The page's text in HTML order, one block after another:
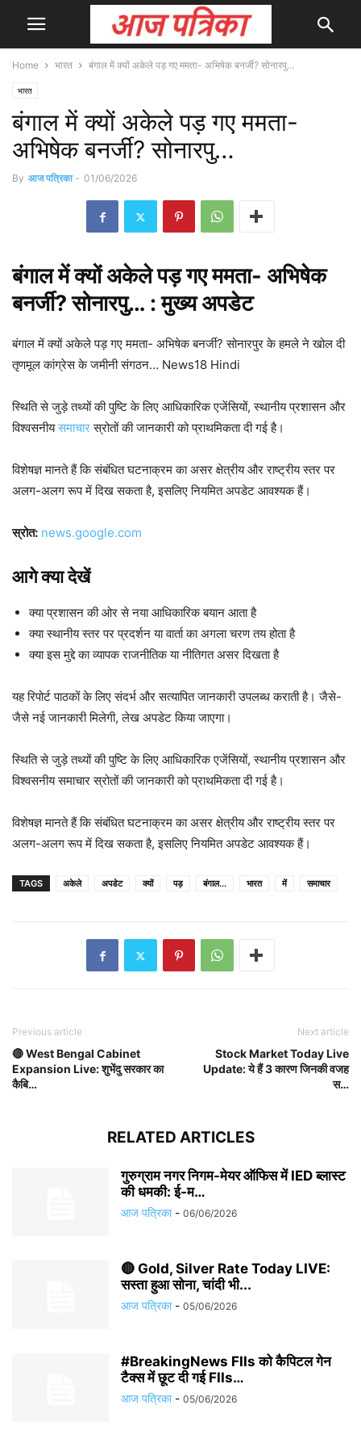
Home भारत बंगाल में क्यों अकेले पड़ गए ममता- अभिषेक बनर्जी? सोनारपु…
भारत
बंगाल में क्यों अकेले पड़ गए ममता-
अभिषेक बनर्जी? सोनारपु…
By आज पत्रिका - 01/06/2026
बंगालमें क्यों अकेले पड़ गए ममता- अभिषेक
बनर्जी? सोनारपु… : मुख्यअपडेट
बंगाल में क्यों अकेले पड़ गए ममता- अभिषेक बनर्जी? सोनारपुर के हमले ने खोल दी
तृणमूल कांग्रेस के जमीनी संगठन… News18 Hindi
स्थिति से जुड़े तथ्यों की पुष्टि के लिए आधिकारिक एजेंसियों, स्थानीय प्रशासन और
विश्वसनीयसमाचारस्रोतों की जानकारी को प्राथमिकता दी गई है।
विशेषज्ञ मानते हैं कि संबंधित घटनाक्रम का असर क्षेत्रीय और राष्ट्रीय स्तर पर
अलग-अलग रूप में दिख सकता है, इसलिए नियमित अपडेट आवश्यक हैं।
स्रोत: news.google.com
आगे क्या देखें
क्या प्रशासन की ओर से नया आधिकारिक बयान आता है
क्या स्थानीय स्तर पर प्रदर्शन या वार्ता का अगला चरण तय होता है
क्या इस मुद्दे का व्यापक राजनीतिक या नीतिगत असर दिखता है
यह रिपोर्ट पाठकों के लिए संदर्भ और सत्यापित जानकारी उपलब्ध कराती है। जैसे-
जैसे नई जानकारी मिलेगी, लेख अपडेट किया जाएगा।
स्थिति से जुड़े तथ्यों की पुष्टि के लिए आधिकारिक एजेंसियों, स्थानीय प्रशासन और
विश्वसनीय समाचार स्रोतों की जानकारी को प्राथमिकता दी गई है।
विशेषज्ञ मानते हैं कि संबंधित घटनाक्रम का असर क्षेत्रीय और राष्ट्रीय स्तर पर
अलग-अलग रूप में दिख सकता है, इसलिए नियमित अपडेट आवश्यक हैं।
TAGS अकेले अपडेट क्यों पड़ बंगाल... भारत में समाचार
Previous article
🔴 West Bengal Cabinet
Expansion Live: शुभेंदु सरकार का
कैबि…
Next article
Stock Market Today Live
Update: ये हैं 3 कारण जिनकी वजह
स…
RELATED ARTICLES
गुरुग्राम नगर निगम-मेयर ऑफिस में IED ब्लास्ट
की धमकी: ई-म…
आज पत्रिका - 06/06/2026
🔴 Gold, Silver Rate Today LIVE:
सस्ता हुआ सोना, चांदी भी...
आज पत्रिका - 05/06/2026
#BreakingNews FIIs को कैपिटल गेन
टैक्स में छूट दी गई FIIs…
आज पत्रिका - 05/06/2026